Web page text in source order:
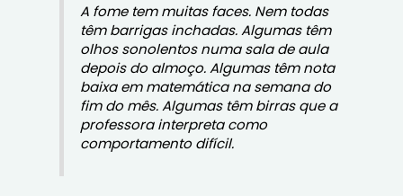
A fome tem muitas faces. Nem todas
têm barrigas inchadas. Algumas têm
olhos sonolentos numa sala de aula
depois do almoço. Algumas têm nota
baixa em matemática na semana do
fim do mês. Algumas têm birras que a
professora interpreta como
comportamento difícil.